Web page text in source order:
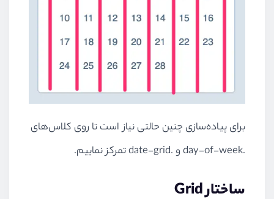
برای پیاده‌سازی چنین حالتی نیاز است تا روی کلاس‌های
.day-of-week و .date-grid تمرکز نماییم.
ساختار Grid